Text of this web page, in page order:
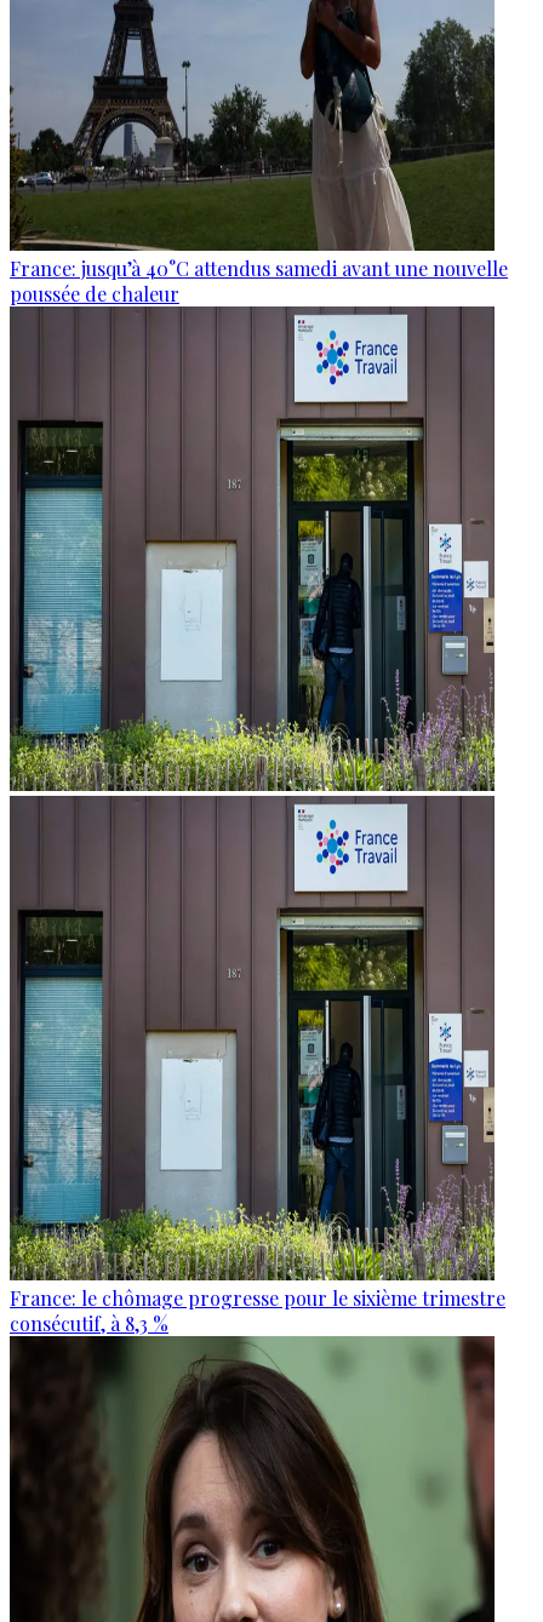
France: jusqu’à 40°C attendus samedi avant une nouvelle
poussée de chaleur
France: le chômage progresse pour le sixième trimestre
consécutif, à 8,3 %